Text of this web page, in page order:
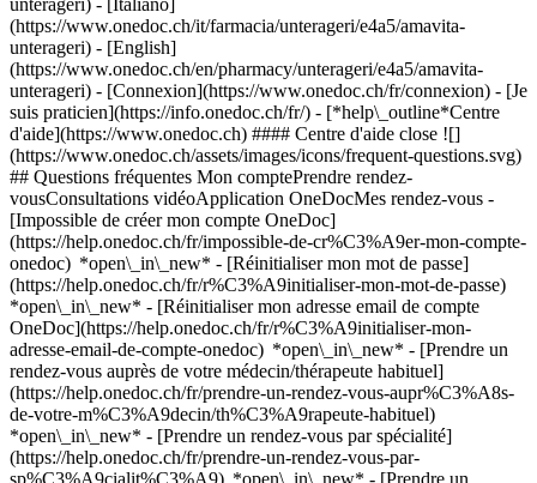
unterageri) - [Italiano]
(https://www.onedoc.ch/it/farmacia/unterageri/e4a5/amavita-
unterageri) - [English]
(https://www.onedoc.ch/en/pharmacy/unterageri/e4a5/amavita-
unterageri) - [Connexion](https://www.onedoc.ch/fr/connexion) - [Je
suis praticien](https://info.onedoc.ch/fr/) - [*help\_outline*Centre
d'aide](https://www.onedoc.ch) #### Centre d'aide close ![]
(https://www.onedoc.ch/assets/images/icons/frequent-questions.svg)
## Questions fréquentes Mon comptePrendre rendez-
vousConsultations vidéoApplication OneDocMes rendez-vous -
[Impossible de créer mon compte OneDoc]
(https://help.onedoc.ch/fr/impossible-de-cr%C3%A9er-mon-compte-
onedoc) *open\_in\_new* - [Réinitialiser mon mot de passe]
(https://help.onedoc.ch/fr/r%C3%A9initialiser-mon-mot-de-passe)
*open\_in\_new* - [Réinitialiser mon adresse email de compte
OneDoc](https://help.onedoc.ch/fr/r%C3%A9initialiser-mon-
adresse-email-de-compte-onedoc) *open\_in\_new* - [Prendre un
rendez-vous auprès de votre médecin/thérapeute habituel]
(https://help.onedoc.ch/fr/prendre-un-rendez-vous-aupr%C3%A8s-
de-votre-m%C3%A9decin/th%C3%A9rapeute-habituel)
*open\_in\_new* - [Prendre un rendez-vous par spécialité]
(https://help.onedoc.ch/fr/prendre-un-rendez-vous-par-
sp%C3%A9cialit%C3%A9) *open\_in\_new* - [Prendre un